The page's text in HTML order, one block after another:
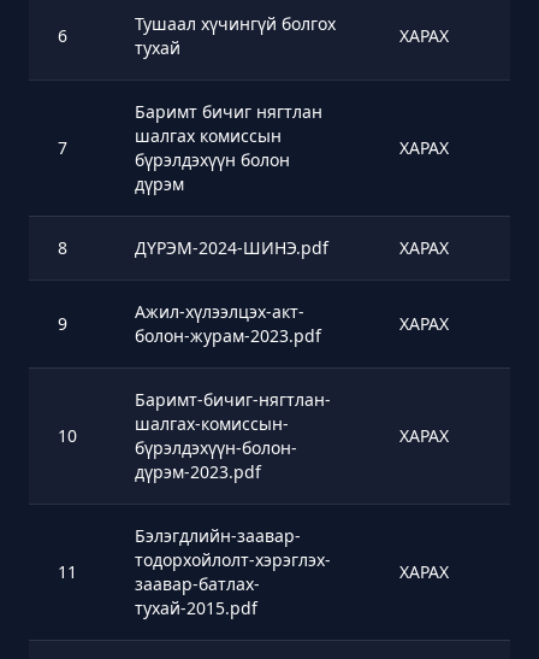
6
Тушаал хүчингүй болгох
тухай
ХАРАХ
7
Баримт бичиг нягтлан
шалгах комиссын
бүрэлдэхүүн болон
дүрэм
ХАРАХ
8 ДҮРЭМ-2024-ШИНЭ.pdf ХАРАХ
9
Ажил-хүлээлцэх-акт-
болон-журам-2023.pdf
ХАРАХ
10
Баримт-бичиг-нягтлан-
шалгах-комиссын-
бүрэлдэхүүн-болон-
дүрэм-2023.pdf
ХАРАХ
11
Бэлэгдлийн-заавар-
тодорхойлолт-хэрэглэх-
заавар-батлах-
тухай-2015.pdf
ХАРАХ